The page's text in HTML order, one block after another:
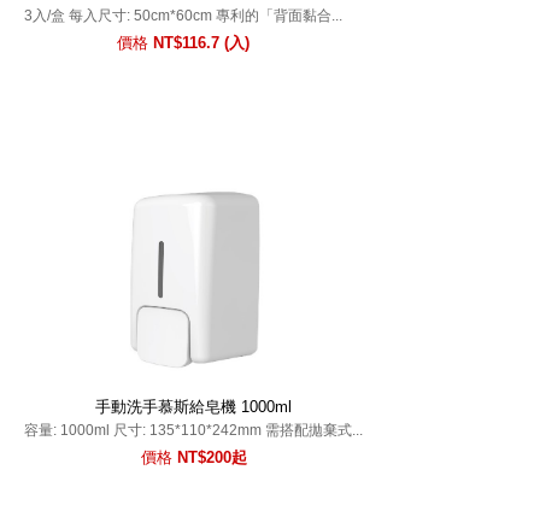
3入/盒 每入尺寸: 50cm*60cm 專利的「背面黏合...
價格 NT$116.7 (入)
手動洗手慕斯給皂機 1000ml
容量: 1000ml 尺寸: 135*110*242mm 需搭配拋棄式...
價格 NT$200起